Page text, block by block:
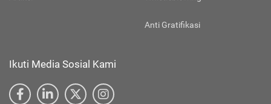
Anti Gratifikasi
Ikuti Media Sosial Kami